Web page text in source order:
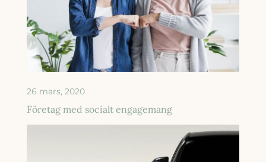
26 mars, 2020
Företag med socialt engagemang